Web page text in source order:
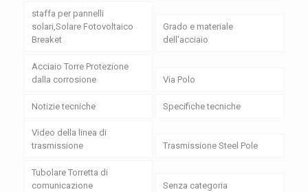
staffa per pannelli
solari,Solare Fotovoltaico
Breaket
Grado e materiale
dell'acciaio
Acciaio Torre Protezione
dalla corrosione
Via Polo
Notizie tecniche Specifiche tecniche
Video della linea di
trasmissione
Trasmissione Steel Pole
Tubolare Torretta di
comunicazione
Senza categoria